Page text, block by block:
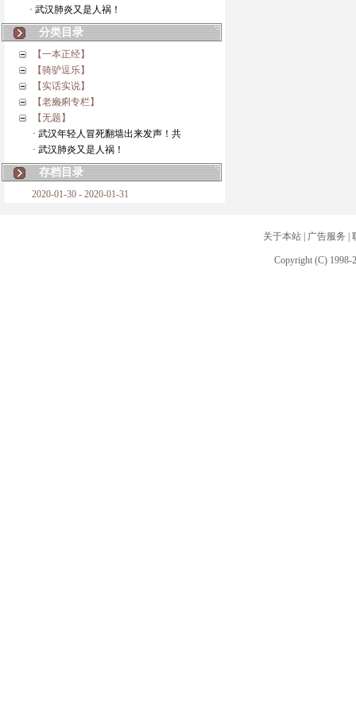
· 武汉肺炎又是人祸！
分类目录
【一本正经】
【骑驴逗乐】
【实话实说】
【老癞痢专栏】
【无题】
· 武汉年轻人冒死翻墙出来发声！共
· 武汉肺炎又是人祸！
存档目录
2020-01-30 - 2020-01-31
关于本站| 广告服务
Copyright (C) 1998-